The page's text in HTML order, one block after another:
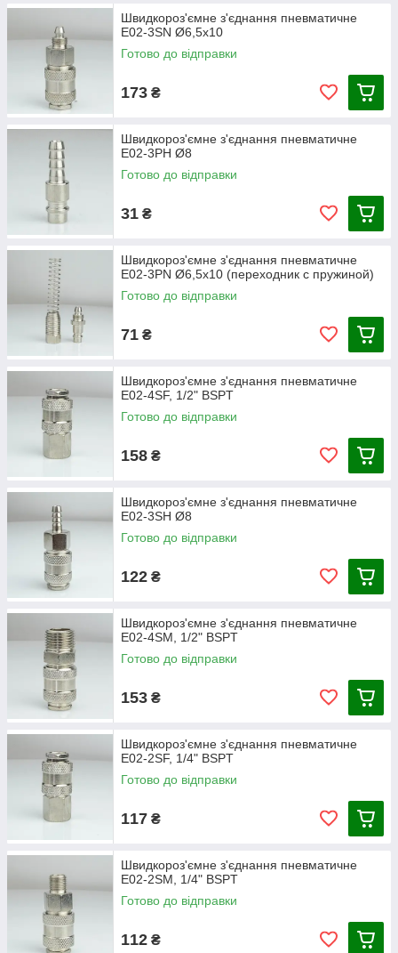
елементи:
Корпус;
Затискач для фіксації, що включає стопорну втулку та
затискні кульки;
Зворотній клапан;
з'єднання;
Адаптер приєднання, який може бути інтегрованим
чи окремим.
Хоча швидкознімні муфти можуть включати інші компоненти,
такі конфігурації зустрічаються рідше стандартних.
Корпус;
Зворотній клапан;
Адаптер приєднання (аналогічно муфті, може бути
інтегрованим або окремим);
Ущільнювальний елемент.
Види швидкороз'ємних з'єднань
Швидкороз'ємні з'єднання діляться за декількома
параметрами: за конструкцією клапанів і за матеріалом
За розташуванням та кількістю клапанів:
Зі вільним проходом (без клапанів)
З клапаном з одного боку (одностороннє замикання)
З клапанами із двох сторін (двостороннє замикання)
За матеріалом виготовлення:
З металу (нержавіюча сталь, латунь, мідь, алюміній
та інші)
З полімерів (поліпропілен, поліімід,
полівініліденфторид та інші)
При виборі ШРЗ слід врахувати кілька чинників, від яких
залежить тривалість їх служби:
Характер робочої речовини (середовища,
Максимальний робочий тиск.
Діапазон робочої температури.
Умови експлуатації (підвищена вологість,
запиленість, низькі температури).
Швидкороз'ємне з'єднання пневматичне
E02-3SN Ø6,5х10
Готово до відправки
173 ₴
Швидкороз'ємне з'єднання пневматичне
E02-3PH Ø8
Готово до відправки
31 ₴
Швидкороз'ємне з'єднання пневматичне
E02-3PN Ø6,5х10 (переходник с пружиной)
Готово до відправки
71 ₴
Швидкороз'ємне з'єднання пневматичне
E02-4SF, 1/2" BSPT
Готово до відправки
158 ₴
Швидкороз'ємне з'єднання пневматичне
E02-3SH Ø8
Готово до відправки
122 ₴
Швидкороз'ємне з'єднання пневматичне
E02-4SM, 1/2" BSPT
Готово до відправки
153 ₴
Швидкороз'ємне з'єднання пневматичне
E02-2SF, 1/4" BSPT
Готово до відправки
117 ₴
Швидкороз'ємне з'єднання пневматичне
E02-2SM, 1/4" BSPT
Готово до відправки
112 ₴